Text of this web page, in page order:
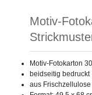
Motiv-
Motiv-Fotokarton
beidseitig bedruckt
aus Frischzellulose